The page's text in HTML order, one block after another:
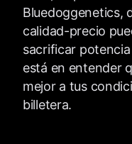
Bluedoggenetics,
calidad-precio
sacrificar
está en entender
mejor a tus
billetera.